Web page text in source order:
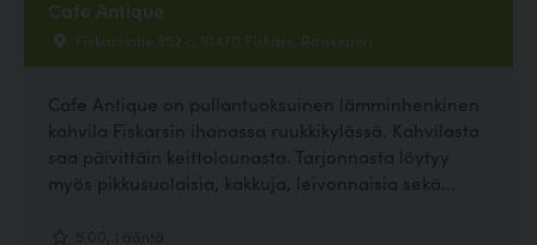
Cafe Antique
Fiskarsintie 352 c, 10470 Fiskars, Raasepori
Cafe Antique on pullantuoksuinen lämminhenkinen
kahvila Fiskarsin ihanassa ruukkikylässä. Kahvilasta
saa päivittäin keittolounasta. Tarjonnasta löytyy
myös pikkusuolaisia, kakkuja, leivonnaisia sekä...